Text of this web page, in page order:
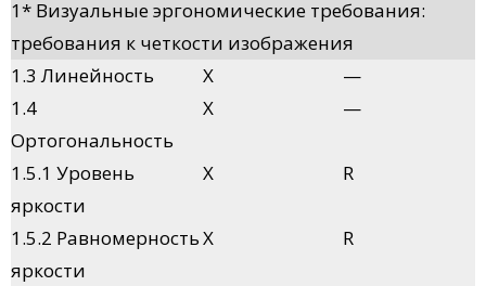
1* Визуальные эргономические требования:
требования к четкости изображения
1.3 Линейность
X
—
1.4
Ортогональность
X —
1.5.1 Уровень
яркости
X R
1.5.2 Равномерность
яркости
X R